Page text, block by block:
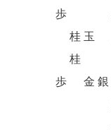
歩
桂 玉
桂
歩 金 銀